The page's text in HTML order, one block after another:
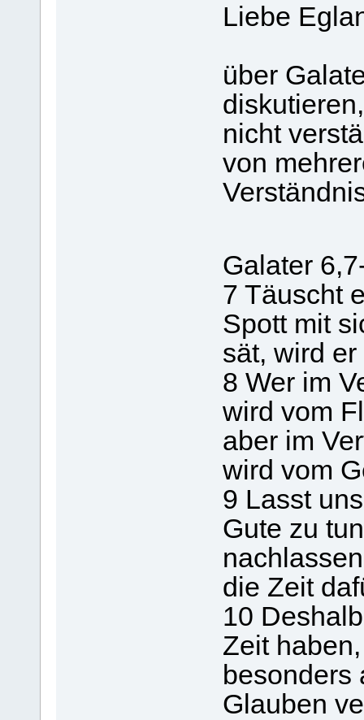
Liebe
über
nicht
von
Galater
7 Täuscht
Spott mit
sät, wird
8 Wer im
wird vom
aber im
wird vom
9 Lasst
Gute zu
die Zeit
10
Zeit
besonders
Glauben